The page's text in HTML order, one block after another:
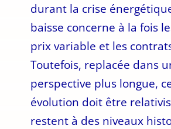
durant la crise
baisse concerne à la fois
prix variable et les
Toutefois, replacée dans
perspective plus longue,
évolution doit être
restent à des niveaux